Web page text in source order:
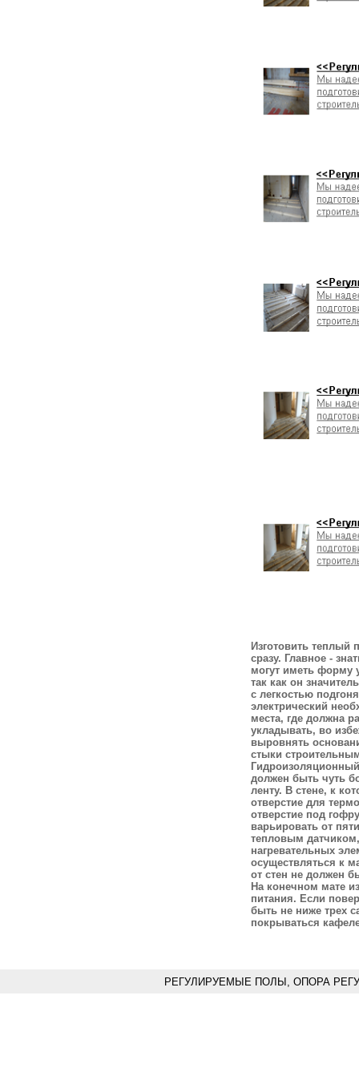
Изготовить теплый
сразу. Главное -
могут иметь форму
так как он
с легкостью
электрический
места, где должна
укладывать, во
выровнять
стыки
должен быть чуть
ленту. В стене, к
отверстие для
отверстие под
варьировать от
тепловым
нагревательных
осуществляться к
от стен не должен
На конечном мате
питания. Если
быть не ниже трех
покрываться
РЕГУЛИРУЕМЫЕ ПОЛЫ, ОПОРА